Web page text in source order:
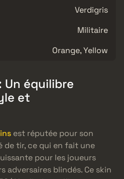
Verdigris
Militaire
Orange, Yellow
Un équilibre
et
est réputée pour son
de tir, ce qui en fait une
pour les joueurs
adversaires blindés. Ce skin